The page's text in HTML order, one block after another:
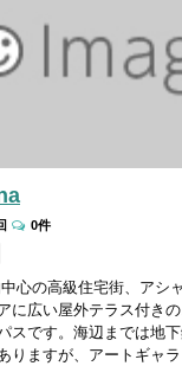
0件
心の高級住宅街、アシ
に広い屋外テラス付き
スです。海辺までは地
りますが、アートギャ